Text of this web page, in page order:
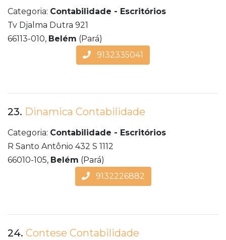
Categoria: Contabilidade - Escritórios
Tv Djalma Dutra 921
66113-010, Belém (Pará)
9132335041
23. Dinamica Contabilidade
Categoria: Contabilidade - Escritórios
R Santo Antônio 432 S 1112
66010-105, Belém (Pará)
9132226882
24. Contese Contabilidade